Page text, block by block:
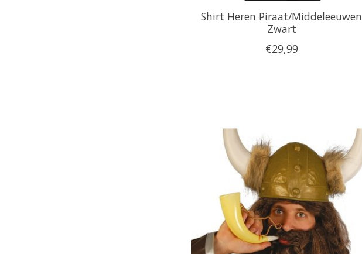
Shirt Heren Piraat/Middeleeuwen
Zwart
€29,99